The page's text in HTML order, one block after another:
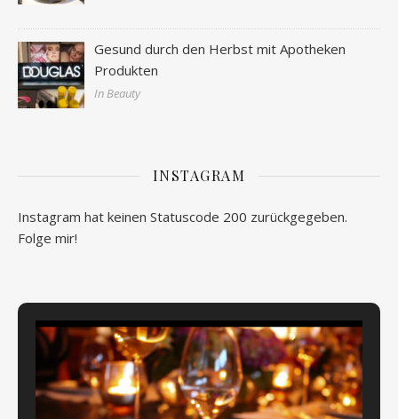
Gesund durch den Herbst mit Apotheken
Produkten
In Beauty
INSTAGRAM
Instagram hat keinen Statuscode 200 zurückgegeben.
Folge mir!